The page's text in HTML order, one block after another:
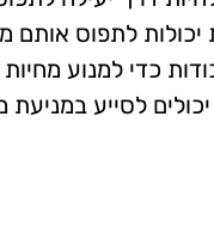
יכולות לתפוס אותם
כדי למנוע
לסייע